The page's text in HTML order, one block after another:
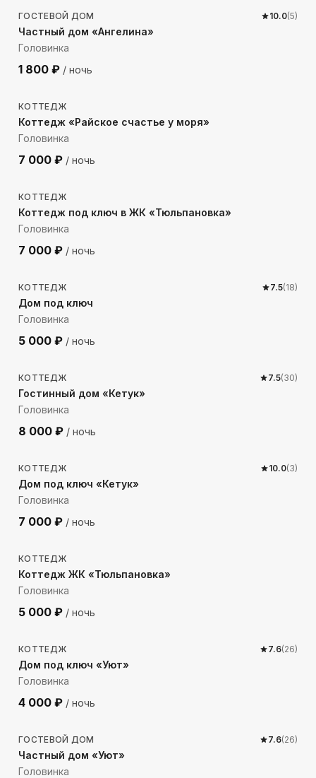
ГОСТЕВОЙ ДОМ 10.0(5)
Частный дом «Ангелина»
Головинка
1 800 ₽ / ночь
434 м до моря
КОТТЕДЖ
Коттедж «Райское счастье у моря»
Головинка
7 000 ₽ / ночь
305м до моря
КОТТЕДЖ
Коттедж под ключ в ЖК «Тюльпановка»
Головинка
7 000 ₽ / ночь
421м до моря
КОТТЕДЖ 7.5(18)
Дом под ключ
Головинка
5 000 ₽ / ночь
4516 м до моря
КОТТЕДЖ 7.5(30)
Гостинный дом «Кетук»
Головинка
8 000 ₽ / ночь
4514 м до моря
КОТТЕДЖ 10.0(3)
Дом под ключ «Кетук»
Головинка
7 000 ₽ / ночь
260м до моря
КОТТЕДЖ
Коттедж ЖК «Тюльпановка»
Головинка
5 000 ₽ / ночь
425м до моря
КОТТЕДЖ 7.6(26)
Дом под ключ «Уют»
Головинка
4 000 ₽ / ночь
424м до моря
ГОСТЕВОЙ ДОМ 7.6(26)
Частный дом «Уют»
Головинка